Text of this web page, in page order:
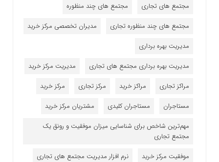
مجتمع های تجاری
مجتمع های چند منظوره
مجتمع های چند منظوره تجاری
مدیران تخصصی مرکز خرید
مدیریت بهره برداری
مدیریت بهره برداری مجتمع های تجاری
مدیریت مرکز خرید
مراکز تجاری
مراکز خرید مرکز تجاری
مرکز خرید
مستاجران
مستاجران کلیدی
مشتریان مرکز خرید
مهم‌ترین شاخص برای شناسایی میزان موفقیت و رونق یک
مجتمع تجاری
موفقیت مرکز خرید
نرم افزار مدیریت مجتمع های تجاری